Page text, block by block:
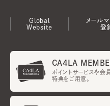
Global
Website
メール
登
CA4LA
ポイントサービスや会
特典をご用意。